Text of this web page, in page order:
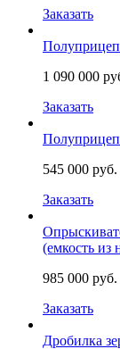
Заказать
1 090 000
Заказать
545 000 руб.
Заказать
(емкость из
985 000 руб.
Заказать
Дробилка